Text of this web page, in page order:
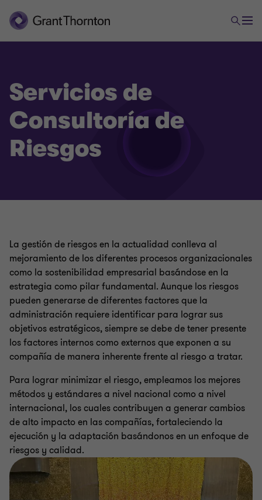
Servicios de
Consultoría de
Riesgos
La gestión de riesgos en la actualidad conlleva al
mejoramiento de los diferentes procesos organizacionales
como la sostenibilidad empresarial basándose en la
estrategia como pilar fundamental. Aunque los riesgos
pueden generarse de diferentes factores que la
administración requiere identificar para lograr sus
objetivos estratégicos, siempre se debe de tener presente
los factores internos como externos que exponen a su
compañía de manera inherente frente al riesgo a tratar.
Para lograr minimizar el riesgo, empleamos los mejores
métodos y estándares a nivel nacional como a nivel
internacional, los cuales contribuyen a generar cambios
de alto impacto en las compañías, fortaleciendo la
ejecución y la adaptación basándonos en un enfoque de
riesgos y calidad.